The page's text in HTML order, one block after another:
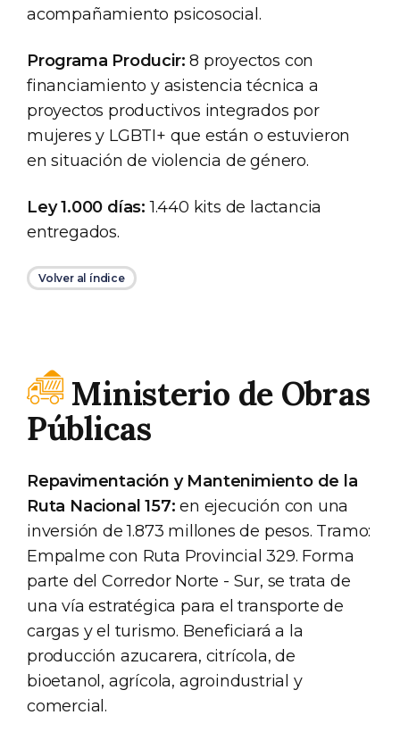
acompañamiento psicosocial.
Programa Producir: 8 proyectos con
financiamiento y asistencia técnica a
proyectos productivos integrados por
mujeres y LGBTI+ que están o estuvieron
en situación de violencia de género.
Ley 1.000 días: 1.440 kits de lactancia
entregados.
Volver al índice
Ministerio de Obras
Públicas
Repavimentación y Mantenimiento de la
Ruta Nacional 157: en ejecución con una
inversión de 1.873 millones de pesos. Tramo:
Empalme con Ruta Provincial 329. Forma
parte del Corredor Norte - Sur, se trata de
una vía estratégica para el transporte de
cargas y el turismo. Beneficiará a la
producción azucarera, citrícola, de
bioetanol, agrícola, agroindustrial y
comercial.